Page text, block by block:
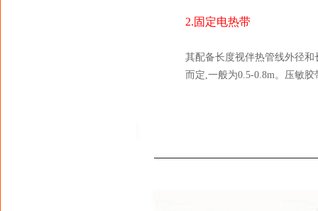
2.固定电热带
其配备长度视伴热管线外径
而定,一般为0.5-0.8m。压敏